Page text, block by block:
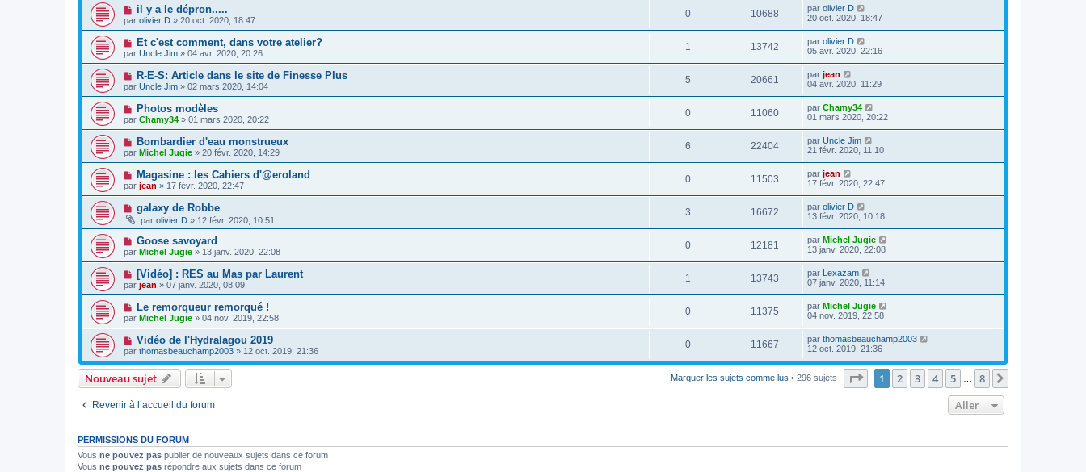
il y a le dépron.....
par olivier D » 20 oct. 2020, 18:47
0 10688 par olivier D
20 oct. 2020, 18:47
Et c'est comment, dans votre atelier?
par Uncle Jim » 04 avr. 2020, 20:26
1 13742 par olivier D
05 avr. 2020, 22:16
R-E-S: Article dans le site de Finesse Plus
par Uncle Jim » 02 mars 2020, 14:04
5 20661 par jean
04 avr. 2020, 11:29
Photos modèles
par Chamy34 » 01 mars 2020, 20:22
0 11060 par Chamy34
01 mars 2020, 20:22
Bombardier d'eau monstrueux
par Michel Jugie » 20 févr. 2020, 14:29
6 22404 par Uncle Jim
21 févr. 2020, 11:10
Magasine : les Cahiers d'@eroland
par jean » 17 févr. 2020, 22:47
0 11503 par jean
17 févr. 2020, 22:47
galaxy de Robbe
par olivier D » 12 févr. 2020, 10:51
3 16672 par olivier D
13 févr. 2020, 10:18
Goose savoyard
par Michel Jugie » 13 janv. 2020, 22:08
0 12181 par Michel Jugie
13 janv. 2020, 22:08
[Vidéo] : RES au Mas par Laurent
par jean » 07 janv. 2020, 08:09
1 13743 par Lexazam
07 janv. 2020, 11:14
Le remorqueur remorqué !
par Michel Jugie » 04 nov. 2019, 22:58
0 11375 par Michel Jugie
04 nov. 2019, 22:58
Vidéo de l'Hydralagou 2019
par thomasbeauchamp2003 » 12 oct. 2019, 21:36
0 11667 par thomasbeauchamp2003
12 oct. 2019, 21:36
Nouveau sujet Marquer les sujets comme lus • 296 sujets Page sur8
1 2 3 4 5 8
Revenir à l’accueil du forum Aller
PERMISSIONS DU FORUM
Vous ne pouvez pas publier de nouveaux sujets dans ce forum
Vous ne pouvez pas répondre aux sujets dans ce forum